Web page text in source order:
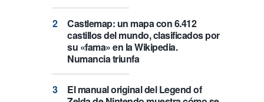
Castlemap: un mapa con 6.412
castillos del mundo, clasificados por
su «fama» en la Wikipedia.
Numancia triunfa
El manual original del Legend of